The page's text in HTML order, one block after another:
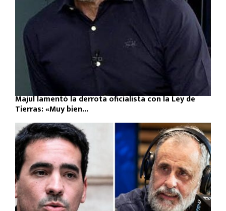
Majul lamentó la derrota oficialista con la Ley de
Tierras: «Muy bien...